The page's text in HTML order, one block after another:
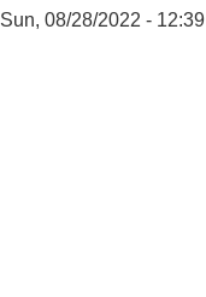
Sun, 08/28/2022 - 12:39